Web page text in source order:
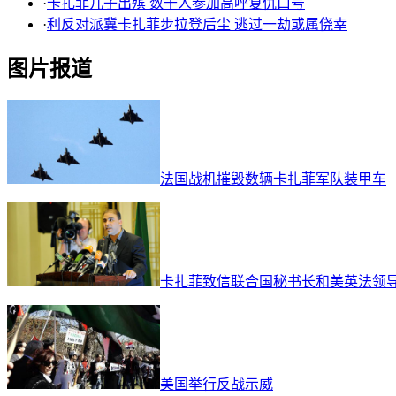
月17日，在纽约联合国总
李保东（前中）在安理会
关于在利比亚设立禁飞区
问题的表决中举手投弃权
·卡扎菲儿子出殡 数千人参加高呼复仇口号
·利反对派冀卡扎菲步拉登后尘 逃过一劫或属侥幸
图片报道
法国战机摧毁数辆卡扎菲军队装甲车
卡扎菲致信联合国秘书长和美英法领
美国举行反战示威